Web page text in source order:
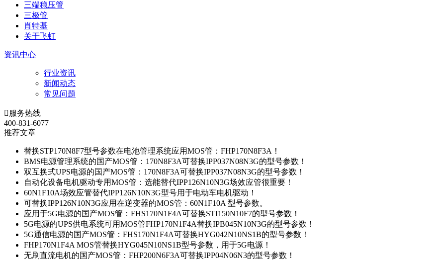
三端稳压管
三极管
肖特基
关于飞虹
资讯中心
行业资讯
新闻动态
常见问题
 服务热线
400-831-6077
推荐文章
替换STP170N8F7型号参数在电池管理系统应用MOS管：FHP170N8F3A！
BMS电源管理系统的国产MOS管：170N8F3A可替换IPP037N08N3G的型号参数！
双互换式UPS电源的国产MOS管：170N8F3A可替换IPP037N08N3G的型号参数！
自动化设备电机驱动专用MOS管：选能替代IPP126N10N3G场效应管很重要！
60N1F10A场效应管替代IPP126N10N3G型号用于电动车电机驱动！
可替换IPP126N10N3G应用在逆变器的MOS管：60N1F10A 型号参数。
应用于5G电源的国产MOS管：FHS170N1F4A可替换STI150N10F7的型号参数！
5G电源的UPS供电系统可用MOS管FHP170N1F4A替换IPB045N10N3G的型号参数！
5G通信电源的国产MOS管：FHS170N1F4A可替换HYG042N10NS1B的型号参数！
FHP170N1F4A MOS管替换HYG045N10NS1B型号参数，用于5G电源！
无刷直流电机的国产MOS管：FHP200N6F3A可替换IPP04N06N3的型号参数！